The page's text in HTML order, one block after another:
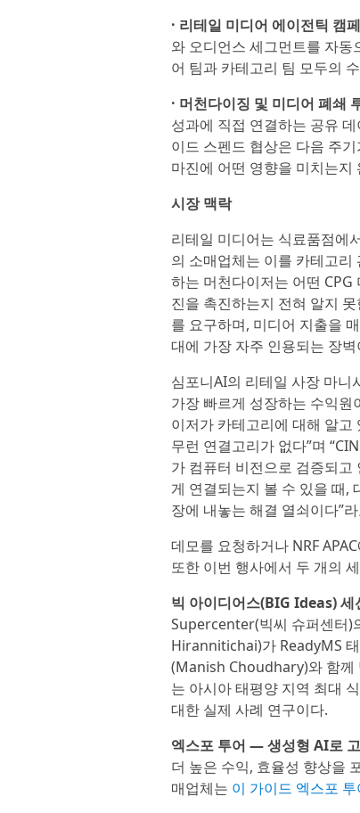
· 리테일 미디어 에이전틱 캠
와 오디언스 세그먼트를 자동
어 팀과 카테고리 팀 모두의
· 머천다이징 및 미디어 폐쇄
성과에 직접 연결하는 공유
이드 스펜드 협상은 다음 주
마진에 어떤 영향을 미치는
시장 맥락
리테일 미디어는 식료품점에
의 소매업체는 이를 카테고
하는 머천다이저는 어떤
진을 촉진하는지 전혀 알지
를 요구하며, 미디어 지출을
대에 가장 자주 인용되는 장벽
심포니AI의 리테일 사장 마
가장 빠르게 성장하는 수익
이저가 카테고리에 대해 알
무런 연결고리가 없다”며
가 컴퓨터 비전으로 검증되
게 연결되는지 볼 수 있을 때,
장에 내놓는 해결 열쇠이다”
데모를 요청하거나 NRF
또한 이번 행사에서 두 개의
빅 아이디어스(BIG Ideas)
Supercenter(빅씨 슈퍼센터)
Hirannitichai)가 ReadyMS
(Manish Choudhary)와 함께
는 아시아 태평양 지역 최대
대한 실제 사례 연구이다.
엑스포 투어 — 생성형 AI로
더 높은 수익, 효율성 향상을
매업체는 이 가이드 엑스포